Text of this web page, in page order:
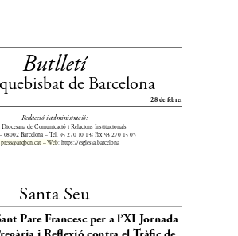
press@arqbcn.cat – Web: https://esglesia.barcelona